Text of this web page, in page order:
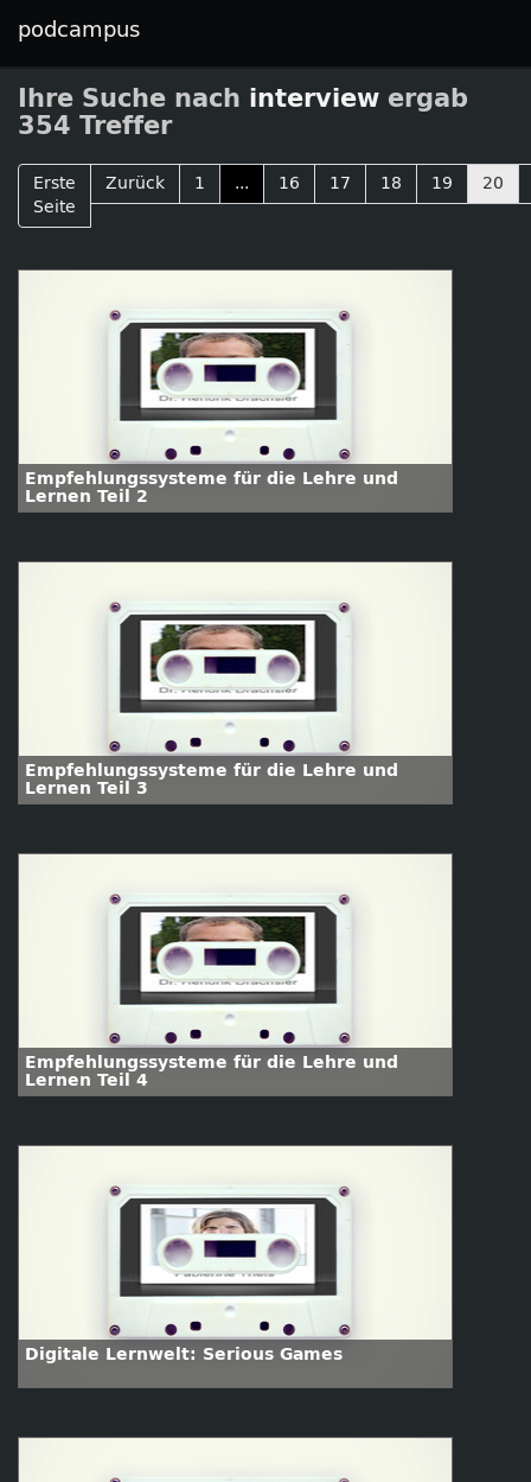
podcampus
Ihre Suche nach interview ergab
354 Treffer
Erste
Seite
Zurück 1 ... 16 17 18 19 20
Empfehlungssysteme für die Lehre und
Lernen Teil 2
Empfehlungssysteme für die Lehre und
Lernen Teil 3
Empfehlungssysteme für die Lehre und
Lernen Teil 4
Digitale Lernwelt: Serious Games